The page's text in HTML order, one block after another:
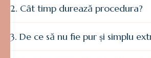
Cât timp durează procedura?
De ce să nu fie pur și simplu